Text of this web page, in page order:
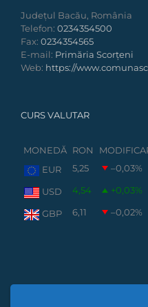
Județul Bacău, România
Telefon: 0234354500
Fax: 0234354565
E-mail: Primăria Scorțeni
Web: https://
CURS VALUTAR
MONEDĂ RON
EUR
5,25 –0,03%
USD 4,54 +0,03%
GBP 6,11 –0,02%